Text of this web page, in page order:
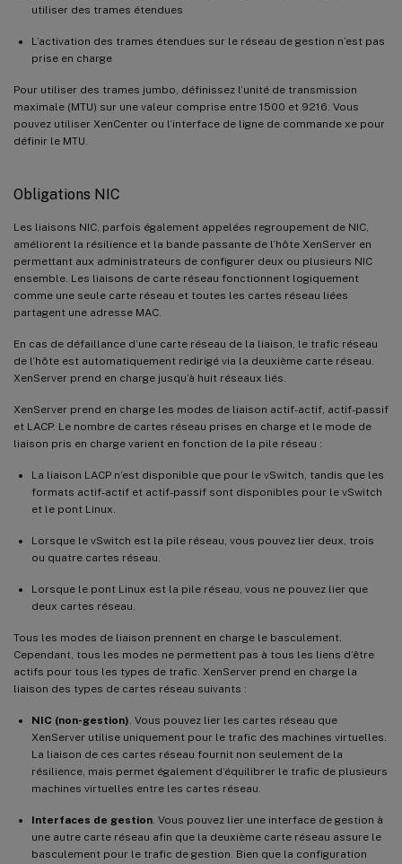
utiliser des trames étendues
L’activation des trames étendues sur le réseau de gestion n’est pas
prise en charge
Pour utiliser des trames jumbo, définissez l’unité de transmission
maximale (MTU) sur une valeur comprise entre 1500 et 9216. Vous
pouvez utiliser XenCenter ou l’interface de ligne de commande xe pour
définir le MTU.
Obligations NIC
Les liaisons NIC, parfois également appelées regroupement de NIC,
améliorent la résilience et la bande passante de l’hôte XenServer en
permettant aux administrateurs de configurer deux ou plusieurs NIC
ensemble. Les liaisons de carte réseau fonctionnent logiquement
comme une seule carte réseau et toutes les cartes réseau liées
partagent une adresse MAC.
En cas de défaillance d’une carte réseau de la liaison, le trafic réseau
de l’hôte est automatiquement redirigé via la deuxième carte réseau.
XenServer prend en charge jusqu’à huit réseaux liés.
XenServer prend en charge les modes de liaison actif-actif, actif-passif
et LACP. Le nombre de cartes réseau prises en charge et le mode de
liaison pris en charge varient en fonction de la pile réseau :
La liaison LACP n’est disponible que pour le vSwitch, tandis que les
formats actif-actif et actif-passif sont disponibles pour le vSwitch
et le pont Linux.
Lorsque le vSwitch est la pile réseau, vous pouvez lier deux, trois
ou quatre cartes réseau.
Lorsque le pont Linux est la pile réseau, vous ne pouvez lier que
deux cartes réseau.
Tous les modes de liaison prennent en charge le basculement.
Cependant, tous les modes ne permettent pas à tous les liens d’être
actifs pour tous les types de trafic. XenServer prend en charge la
liaison des types de cartes réseau suivants :
NIC (non-gestion) . Vous pouvez lier les cartes réseau que
XenServer utilise uniquement pour le trafic des machines virtuelles.
La liaison de ces cartes réseau fournit non seulement de la
résilience, mais permet également d’équilibrer le trafic de plusieurs
machines virtuelles entre les cartes réseau.
Interfaces de gestion . Vous pouvez lier une interface de gestion à
une autre carte réseau afin que la deuxième carte réseau assure le
basculement pour le trafic de gestion. Bien que la configuration